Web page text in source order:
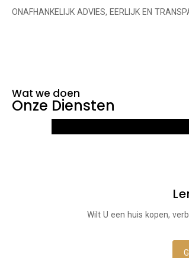
ONAFHANKELIJK ADVIES, EERLIJK EN
Wat we doen
Onze Diensten
Wilt U een huis kopen,